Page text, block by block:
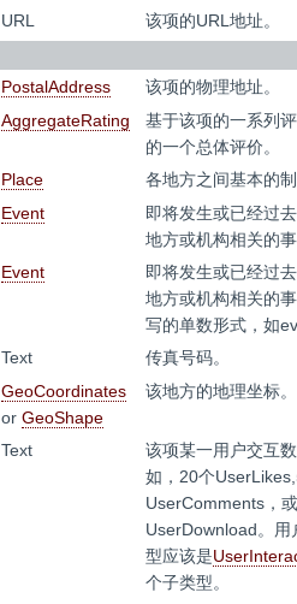
URL
该项的URL地址。
PostalAddress 该项的物理地址。
AggregateRating
基于该项的一系列
的一个总体评价。
Place 各地方之间基本的
Event
即将发生或已经过
地方或机构相关的
Event
即将发生或已经过
地方或机构相关的
写的单数形式，如
Text 传真号码。
GeoCoordinates
or GeoShape
该地方的地理坐标。
Text
该项某一用户交互
如，20个
UserComments，
UserDownload。用
型应该是
个子类型。